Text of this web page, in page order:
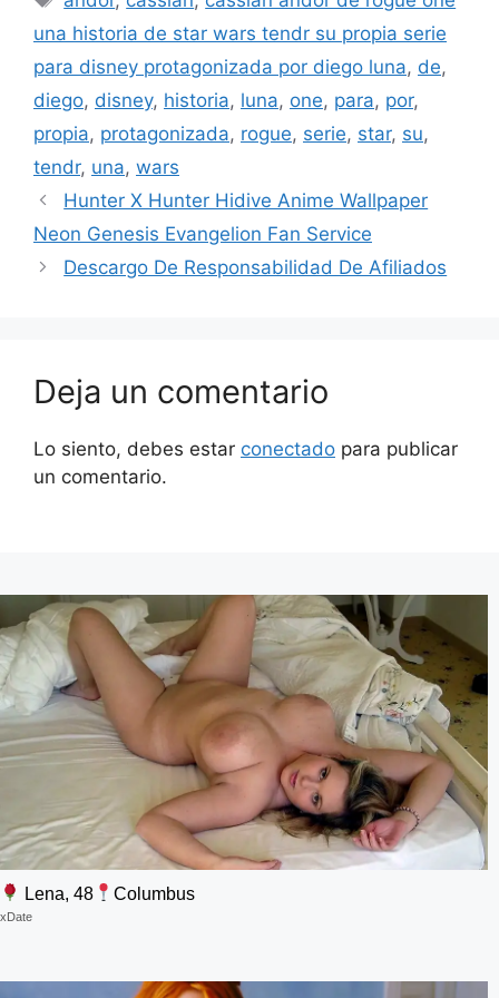
una historia de star wars tendr su propia serie
para disney protagonizada por diego luna, de,
diego, disney, historia, luna, one, para, por,
propia, protagonizada, rogue, serie, star, su,
tendr, una, wars
Hunter X Hunter Hidive Anime Wallpaper
Neon Genesis Evangelion Fan Service
Descargo De Responsabilidad De Afiliados
Deja un comentario
Lo siento, debes estar conectado para publicar
un comentario.
Lena, 48 Columbus
xDate